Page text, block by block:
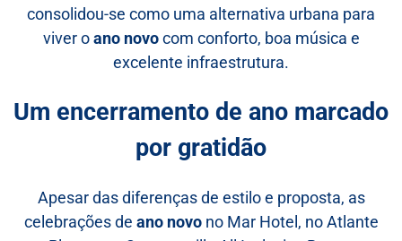
consolidou-se como uma alternativa urbana para
viver oano novocom conforto, boa música e
excelente infraestrutura.
Um encerramento de ano marcado
por gratidão
Apesar das diferenças de estilo e proposta, as
celebrações de ano novono Mar Hotel, no Atlante